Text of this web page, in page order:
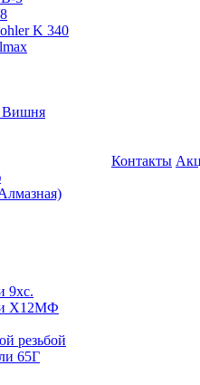
K 340
Вишня
9хс.
Х12МФ
резьбой
65Г
Контакты